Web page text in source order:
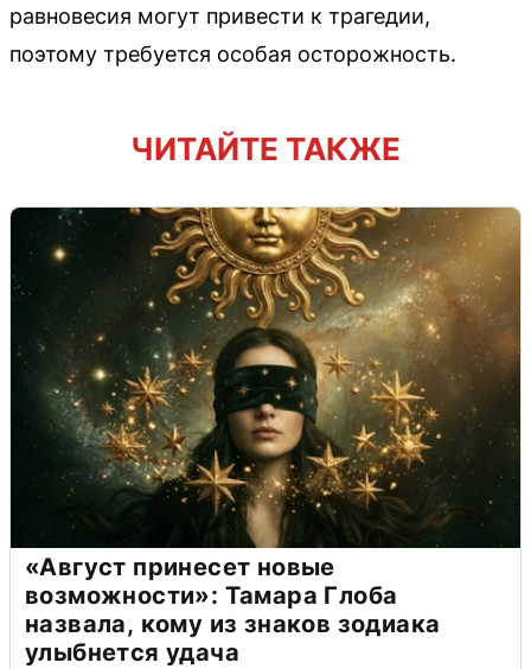
равновесия могут привести к трагедии,
поэтому требуется особая осторожность.
ЧИТАЙТЕ ТАКЖЕ
«Август принесет новые
возможности»: Тамара Глоба
назвала, кому из знаков зодиака
улыбнется удача